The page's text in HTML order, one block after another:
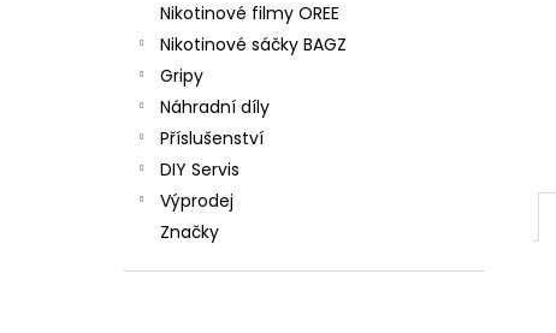
Nikotinové filmy OREE
Nikotinové sáčky BAGZ
Gripy
Náhradní díly
Příslušenství
DIY Servis
Výprodej
Značky